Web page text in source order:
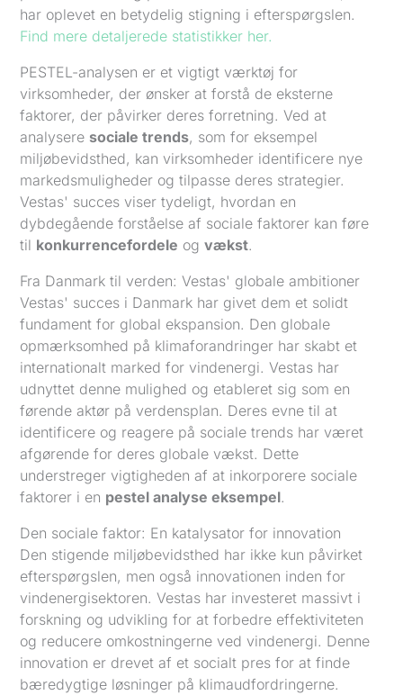
har oplevet en betydelig stigning i efterspørgslen.
Find mere detaljerede statistikker her.
PESTEL-analysen er et vigtigt værktøj for
virksomheder, der ønsker at forstå de eksterne
faktorer, der påvirker deres forretning. Ved at
analysere sociale trends, som for eksempel
miljøbevidsthed, kan virksomheder identificere nye
markedsmuligheder og tilpasse deres strategier.
Vestas' succes viser tydeligt, hvordan en
dybdegående forståelse af sociale faktorer kan føre
til konkurrencefordele ogvækst.
Fra Danmark til verden: Vestas' globale ambitioner
Vestas' succes i Danmark har givet dem et solidt
fundament for global ekspansion. Den globale
opmærksomhed på klimaforandringer har skabt et
internationalt marked for vindenergi. Vestas har
udnyttet denne mulighed og etableret sig som en
førende aktør på verdensplan. Deres evne til at
identificere og reagere på sociale trends har været
afgørende for deres globale vækst. Dette
understreger vigtigheden af at inkorporere sociale
faktorer i en pestel analyse eksempel.
Den sociale faktor: En katalysator for innovation
Den stigende miljøbevidsthed har ikke kun påvirket
efterspørgslen, men også innovationen inden for
vindenergisektoren. Vestas har investeret massivt i
forskning og udvikling for at forbedre effektiviteten
og reducere omkostningerne ved vindenergi. Denne
innovation er drevet af et socialt pres for at finde
bæredygtige løsninger på klimaudfordringerne.